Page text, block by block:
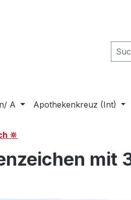
A Apothekenkreuz (Int)
🔆
mit